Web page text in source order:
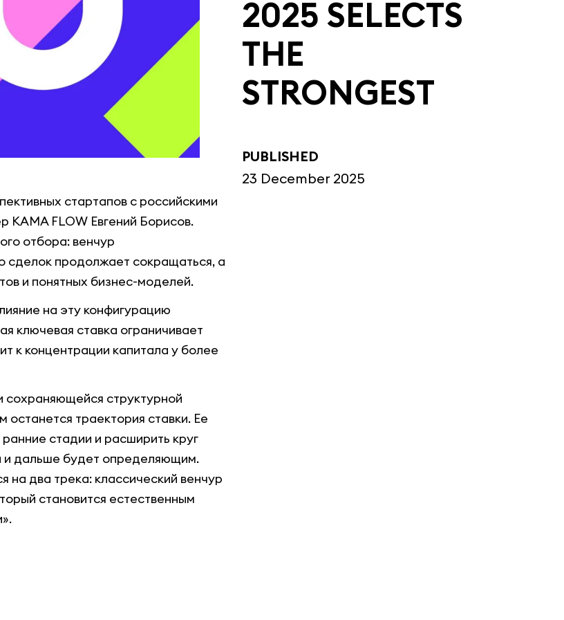
2025 SELECTS
THE
STRONGEST
PUBLISHED
23 December 2025
стартапов с российскими
KAMA FLOW Евгений Борисов.
отбора: венчур
сделок продолжает сокращаться, а
и понятных бизнес-моделей.
на эту конфигурацию
ключевая ставка ограничивает
к концентрации капитала у более
сохраняющейся структурной
траектория ставки. Ее
стадии и расширить круг
и дальше будет определяющим.
на два трека: классический венчур
становится естественным